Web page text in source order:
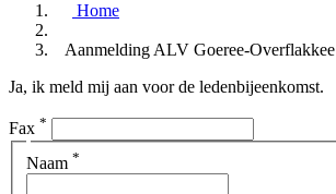
Home
Aanmelding ALV Goeree-Overflakkee
Ja, ik meld mij aan voor de ledenbijeenkomst.
Fax *
Naam *